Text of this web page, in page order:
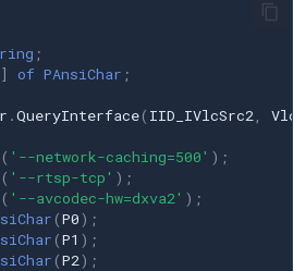
;
] of PAnsiChar ;
.QueryInterface( IID_IVlcSrc2
( '--network-caching=500' ) ;
( '--rtsp-tcp' ) ;
( '--avcodec-hw=dxva2' ) ;
(P0) ;
(P1 ) ;
(P2) ;